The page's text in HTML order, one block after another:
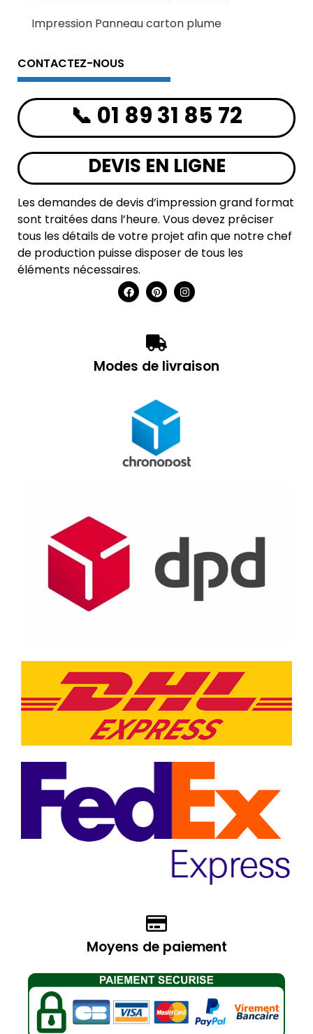
Impression Panneau carton plume
CONTACTEZ-NOUS
📞 01 89 31 85 72
DEVIS EN LIGNE
Les demandes de devis d’impression grand format
sont traitées dans l’heure. Vous devez préciser
tous les détails de votre projet afin que notre chef
de production puisse disposer de tous les
éléments nécessaires.
Modes de livraison
Moyens de paiement